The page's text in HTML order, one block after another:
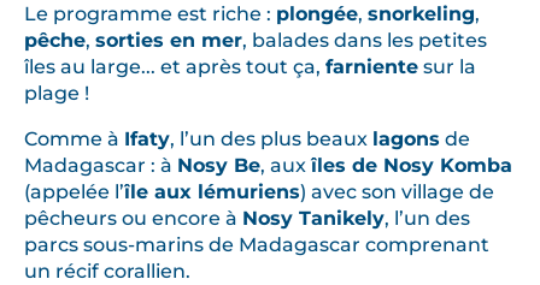
Le programme est riche : plongée, snorkeling,
pêche, sorties en mer, balades dans les petites
îles au large... et après tout ça, farniente sur la
plage !
Comme à Ifaty, l’un des plus beaux lagons de
Madagascar : à Nosy Be, aux îles de Nosy Komba
(appelée l’île aux lémuriens) avec son village de
pêcheurs ou encore à Nosy Tanikely, l’un des
parcs sous-marins de Madagascar comprenant
un récif corallien.